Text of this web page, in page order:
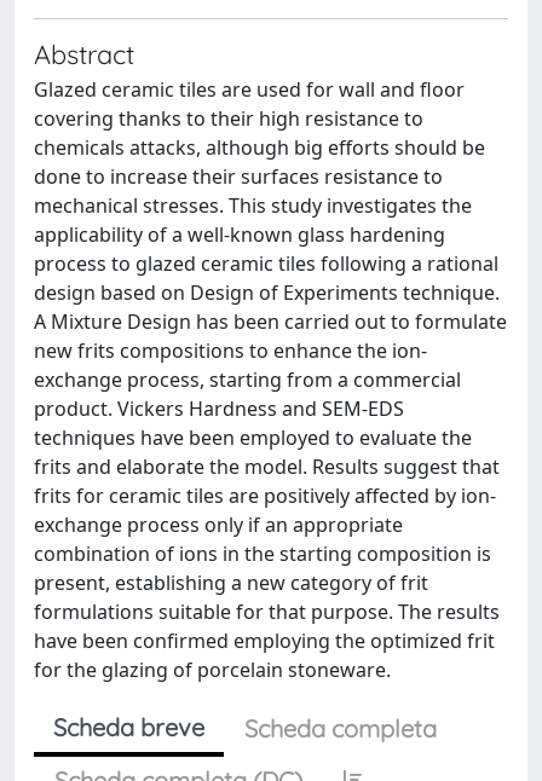
Abstract
Glazed ceramic tiles are used for wall and floor
covering thanks to their high resistance to
chemicals attacks, although big efforts should be
done to increase their surfaces resistance to
mechanical stresses. This study investigates the
applicability of a well‐known glass hardening
process to glazed ceramic tiles following a rational
design based on Design of Experiments technique.
A Mixture Design has been carried out to formulate
new frits compositions to enhance the ion‐
exchange process, starting from a commercial
product. Vickers Hardness and SEM‐EDS
techniques have been employed to evaluate the
frits and elaborate the model. Results suggest that
frits for ceramic tiles are positively affected by ion‐
exchange process only if an appropriate
combination of ions in the starting composition is
present, establishing a new category of frit
formulations suitable for that purpose. The results
have been confirmed employing the optimized frit
for the glazing of porcelain stoneware.
Scheda breve
Scheda completa